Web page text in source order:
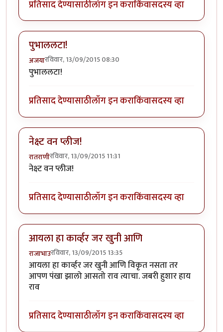
प्रतिसाद देण्यासाठीलॉग इन कराकिंवासदस्य व्हा
पुभाललटा!
अजयारविवार, 13/09/2015 08:30
पुभाललटा!
प्रतिसाद देण्यासाठीलॉग इन कराकिंवासदस्य व्हा
नेक्ष्ट वन प्लीज!
रातराणीरविवार, 13/09/2015 11:31
नेक्ष्ट वन प्लीज!
प्रतिसाद देण्यासाठीलॉग इन कराकिंवासदस्य व्हा
आयला हा कार्व्हर जर खुनी आणि
राजाभाउरविवार, 13/09/2015 13:35
आयला हा कार्व्हर जर खुनी आणि विकृत नसता तर
आपण पंखा झालो आसतो राव त्याचा. जबरी हुशार हाय
राव
प्रतिसाद देण्यासाठीलॉग इन कराकिंवासदस्य व्हा